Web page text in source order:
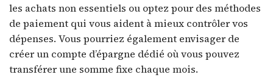
les achats non essentiels ou optez pour des méthodes
de paiement qui vous aident à mieux contrôler vos
dépenses. Vous pourriez également envisager de
créer un compte d’épargne dédié où vous pouvez
transférer une somme fixe chaque mois.